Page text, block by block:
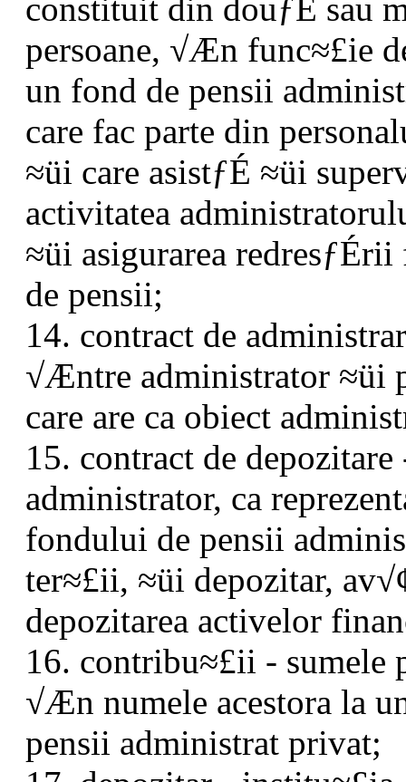
constituit din douƒÉ sau
persoane, √Æn func≈£ie
un fond de pensii
care fac parte din
≈üi care asistƒÉ ≈üi
activitatea
≈üi asigurarea
de pensii;
14. contract de
√Æntre administrator ≈üi
care are ca obiect
15. contract de
administrator, ca
fondului de pensii
ter≈£ii, ≈üi depozitar,
depozitarea activelor
16. contribu≈£ii - sumele
√Æn numele acestora la
pensii administrat privat;